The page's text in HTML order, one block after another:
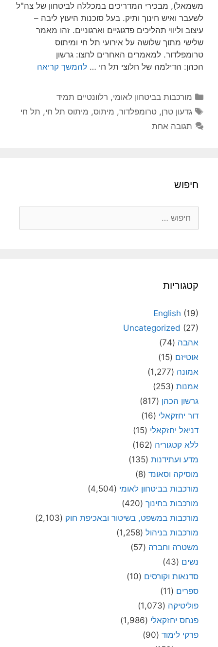
משמאל), מבכירי המדריכים במכללה לביטחון של צה"ל
לשעבר ואיש חינוך ותיק. בעל סוכנות היעוץ ליבה –
עיצוב וליווי תהליכים פדגוגיים וארגוניים. זהו מאמר
שלישי מתוך שלושה על אירועי תל חי ומיתוס
טרומפלדור. למאמרים האחרים לחצו: גרשון
הכהן: הדילמה של חלוצי תל חי … להמשך קריאה
קטגוריות
מורכבות בביטחון לאומי, רלוונטיים תמיד
תגיות
גדעון טרן,טרומפלדור, מיתוס, מיתוס תל חי, תל חי
תגובה אחת
חיפוש
קטגוריות
English (19)
Uncategorized (27)
אהבה (74)
אוטיזם (15)
אמונה (1,277)
אמנות (253)
גרשון הכהן (817)
דור יחזקאלי (16)
דניאל יחזקאלי (15)
ללא קטגוריה (162)
מדע ועתידנות (135)
מוסיקה וסאונד (8)
מורכבות בביטחון לאומי (4,504)
מורכבות בחינוך (420)
מורכבות במשפט, בשיטור ובאכיפת חוק (2,103)
מורכבות בניהול (1,258)
משטרה וחברה (57)
נשים (43)
סדנאות וקורסים (10)
ספרים (11)
פוליטיקה (1,073)
פנחס יחזקאלי (1,986)
פרקי לימוד (90)